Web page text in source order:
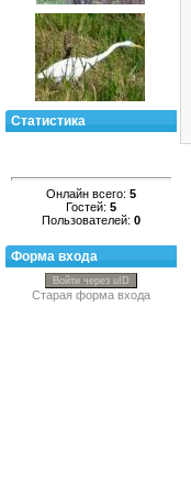
Статистика
Онлайн всего: 5
Гостей: 5
Пользователей: 0
Форма входа
Войти через uID
Старая форма входа